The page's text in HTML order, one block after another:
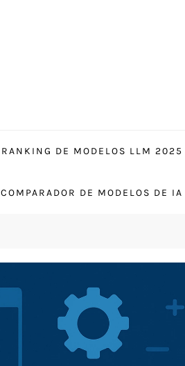
RANKING DE MODELOS LLM 2025
COMPARADOR DE MODELOS DE IA